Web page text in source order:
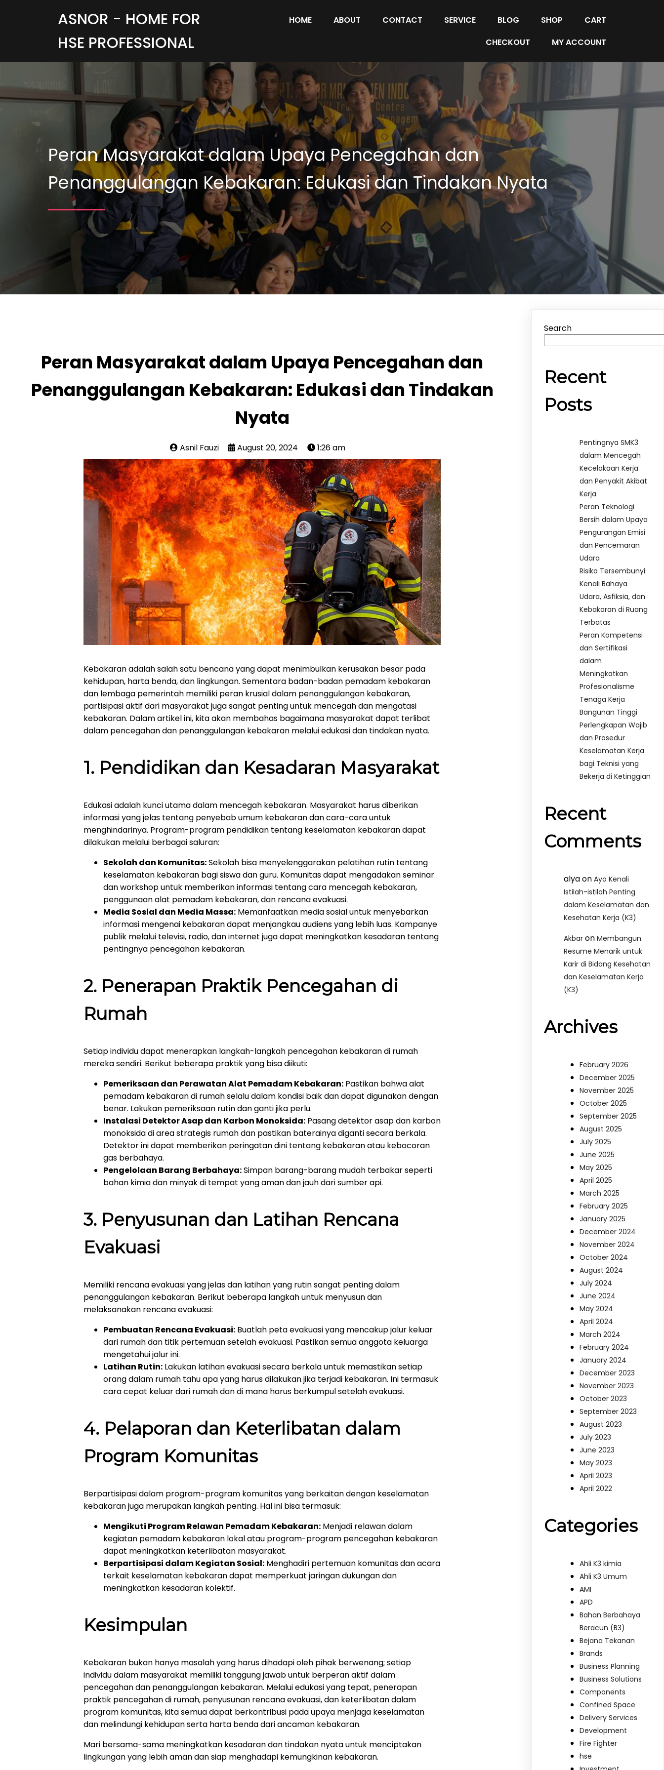
ASNOR - HOME FOR
HSE PROFESSIONAL
HOME ABOUT CONTACT SERVICE BLOG SHOP
CART
CHECKOUT
MY ACCOUNT
Peran Masyarakat dalam Upaya Pencegahan dan
Penanggulangan Kebakaran: Edukasi dan Tindakan Nyata
Peran Masyarakat dalam Upaya Pencegahan dan
Penanggulangan Kebakaran: Edukasi dan Tindakan
Nyata
Asnil Fauzi August 20, 2024 1:26 am
Kebakaran adalah salah satu bencana yang dapat menimbulkan kerusakan besar pada
kehidupan, harta benda, dan lingkungan. Sementara badan-badan pemadam kebakaran
dan lembaga pemerintah memiliki peran krusial dalam penanggulangan kebakaran,
partisipasi aktif dari masyarakat juga sangat penting untuk mencegah dan mengatasi
kebakaran. Dalam artikel ini, kita akan membahas bagaimana masyarakat dapat terlibat
dalam pencegahan dan penanggulangan kebakaran melalui edukasi dan tindakan nyata.
1. Pendidikan dan Kesadaran Masyarakat
Edukasi adalah kunci utama dalam mencegah kebakaran. Masyarakat harus diberikan
informasi yang jelas tentang penyebab umum kebakaran dan cara-cara untuk
menghindarinya. Program-program pendidikan tentang keselamatan kebakaran dapat
dilakukan melalui berbagai saluran:
Sekolah dan Komunitas:Sekolah bisa menyelenggarakan pelatihan rutin tentang
keselamatan kebakaran bagi siswa dan guru. Komunitas dapat mengadakan seminar
dan workshop untuk memberikan informasi tentang cara mencegah kebakaran,
penggunaan alat pemadam kebakaran, dan rencana evakuasi.
Media Sosial dan Media Massa: Memanfaatkan media sosial untuk menyebarkan
informasi mengenai kebakaran dapat menjangkau audiens yang lebih luas. Kampanye
publik melalui televisi, radio, dan internet juga dapat meningkatkan kesadaran tentang
pentingnya pencegahan kebakaran.
2. Penerapan Praktik Pencegahan di
Rumah
Setiap individu dapat menerapkan langkah-langkah pencegahan kebakaran di rumah
mereka sendiri. Berikut beberapa praktik yang bisa diikuti:
Pemeriksaan dan Perawatan Alat Pemadam Kebakaran: Pastikan bahwa alat
pemadam kebakaran di rumah selalu dalam kondisi baik dan dapat digunakan dengan
benar. Lakukan pemeriksaan rutin dan ganti jika perlu.
Instalasi Detektor Asap dan Karbon Monoksida: Pasang detektor asap dan karbon
monoksida di area strategis rumah dan pastikan baterainya diganti secara berkala.
Detektor ini dapat memberikan peringatan dini tentang kebakaran atau kebocoran
gas berbahaya.
Pengelolaan Barang Berbahaya:Simpan barang-barang mudah terbakar seperti
bahan kimia dan minyak di tempat yang aman dan jauh dari sumber api.
3. Penyusunan dan Latihan Rencana
Evakuasi
Memiliki rencana evakuasi yang jelas dan latihan yang rutin sangat penting dalam
penanggulangan kebakaran. Berikut beberapa langkah untuk menyusun dan
melaksanakan rencana evakuasi:
Pembuatan Rencana Evakuasi: Buatlah peta evakuasi yang mencakup jalur keluar
dari rumah dan titik pertemuan setelah evakuasi. Pastikan semua anggota keluarga
mengetahui jalur ini.
Latihan Rutin: Lakukan latihan evakuasi secara berkala untuk memastikan setiap
orang dalam rumah tahu apa yang harus dilakukan jika terjadi kebakaran. Ini termasuk
cara cepat keluar dari rumah dan di mana harus berkumpul setelah evakuasi.
4. Pelaporan dan Keterlibatan dalam
Program Komunitas
Berpartisipasi dalam program-program komunitas yang berkaitan dengan keselamatan
kebakaran juga merupakan langkah penting. Hal ini bisa termasuk:
Mengikuti Program Relawan Pemadam Kebakaran: Menjadi relawan dalam
kegiatan pemadam kebakaran lokal atau program-program pencegahan kebakaran
dapat meningkatkan keterlibatan masyarakat.
Berpartisipasi dalam Kegiatan Sosial: Menghadiri pertemuan komunitas dan acara
terkait keselamatan kebakaran dapat memperkuat jaringan dukungan dan
meningkatkan kesadaran kolektif.
Kesimpulan
Kebakaran bukan hanya masalah yang harus dihadapi oleh pihak berwenang; setiap
individu dalam masyarakat memiliki tanggung jawab untuk berperan aktif dalam
pencegahan dan penanggulangan kebakaran. Melalui edukasi yang tepat, penerapan
praktik pencegahan di rumah, penyusunan rencana evakuasi, dan keterlibatan dalam
program komunitas, kita semua dapat berkontribusi pada upaya menjaga keselamatan
dan melindungi kehidupan serta harta benda dari ancaman kebakaran.
Mari bersama-sama meningkatkan kesadaran dan tindakan nyata untuk menciptakan
lingkungan yang lebih aman dan siap menghadapi kemungkinan kebakaran.
Search
Recent
Posts
Pentingnya SMK3
dalam Mencegah
Kecelakaan Kerja
dan Penyakit Akibat
Kerja
Peran Teknologi
Bersih dalam Upaya
Pengurangan Emisi
dan Pencemaran
Udara
Risiko Tersembunyi:
Kenali Bahaya
Udara, Asfiksia, dan
Kebakaran di Ruang
Terbatas
Peran Kompetensi
dan Sertifikasi
dalam
Meningkatkan
Profesionalisme
Tenaga Kerja
Bangunan Tinggi
Perlengkapan Wajib
dan Prosedur
Keselamatan Kerja
bagi Teknisi yang
Bekerja di Ketinggian
Recent
Comments
alyaonAyo Kenali
Istilah-istilah Penting
dalam Keselamatan dan
Kesehatan Kerja (K3)
Akbar onMembangun
Resume Menarik untuk
Karir di Bidang Kesehatan
dan Keselamatan Kerja
(K3)
Archives
February 2026
December 2025
November 2025
October 2025
September 2025
August 2025
July 2025
June 2025
May 2025
April 2025
March 2025
February 2025
January 2025
December 2024
November 2024
October 2024
August 2024
July 2024
June 2024
May 2024
April 2024
March 2024
February 2024
January 2024
December 2023
November 2023
October 2023
September 2023
August 2023
July 2023
June 2023
May 2023
April 2023
April 2022
Categories
Ahli K3 kimia
Ahli K3 Umum
AMI
APD
Bahan Berbahaya
Beracun (B3)
Bejana Tekanan
Brands
Business Planning
Business Solutions
Components
Confined Space
Delivery Services
Development
Fire Fighter
hse